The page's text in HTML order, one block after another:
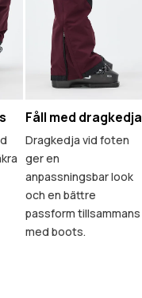
Fåll med dragkedja
Dragkedja vid foten
ger en
anpassningsbar look
och en bättre
passform tillsammans
med boots.